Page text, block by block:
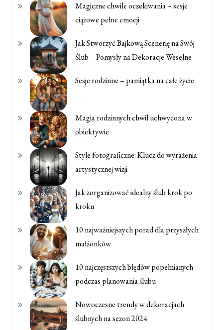
Magiczne chwile oczekiwania – sesje
ciążowe pełne emocji
Jak Stworzyć Bajkową Scenerię na Swój
Ślub – Pomysły na Dekoracje Weselne
Sesje rodzinne – pamiątka na całe życie
Magia rodzinnych chwil uchwycona w
obiektywie
Style fotograficzne: Klucz do wyrażenia
artystycznej wizji
Jak zorganizować idealny ślub krok po
kroku
10 najważniejszych porad dla przyszłych
małżonków
10 najczęstszych błędów popełnianych
podczas planowania ślubu
Nowoczesne trendy w dekoracjach
ślubnych na sezon 2024